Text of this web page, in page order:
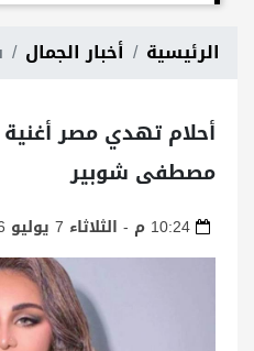
الرئيسية أخبار الجمال
أحلام تهدي مصر
مصطفى شوبير